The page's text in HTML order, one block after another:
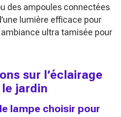
des ampoules connectées
lumière efficace pour
ultra tamisée pour
sur l’éclairage
le jardin
lampe choisir pour